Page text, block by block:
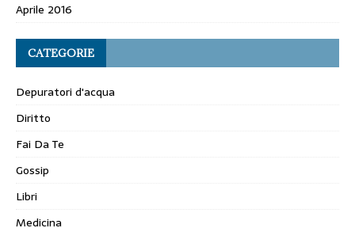
Aprile 2016
CATEGORIE
Depuratori d'acqua
Diritto
Fai Da Te
Gossip
Libri
Medicina